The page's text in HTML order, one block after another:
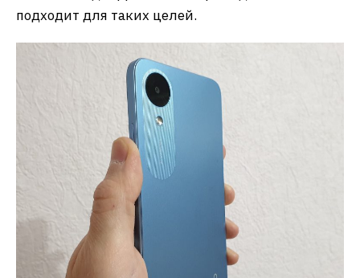
подходит для таких целей.